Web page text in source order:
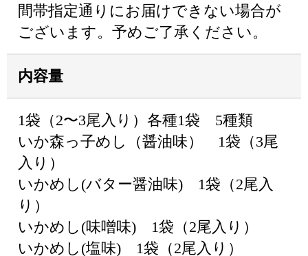
間帯指定通りにお届けできない場合が
ございます。予めご了承ください。
内容量
1袋（2〜3尾入り）各種1袋 5種類
いか森っ子めし（醤油味） 1袋（3尾
入り）
いかめし(バター醤油味) 1袋（2尾入
り）
いかめし(味噌味) 1袋（2尾入り）
いかめし(塩味) 1袋（2尾入り）